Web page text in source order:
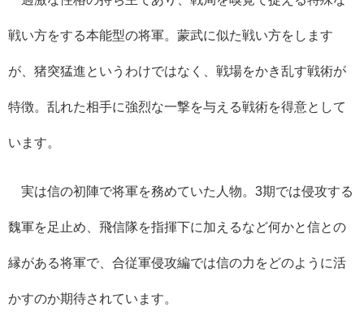
戦い方をする本能型の将軍。蒙武に似た戦い方をします
が、猪突猛進というわけではなく、戦場をかき乱す戦術が
特徴。乱れた相手に強烈な一撃を与える戦術を得意として
います。
実は信の初陣で将軍を務めていた人物。 3期では侵攻する
魏軍を足止め、飛信隊を指揮下に加えるなど何かと信との
縁がある将軍で、合従軍侵攻編では信の力をどのように活
かすのか期待されています。